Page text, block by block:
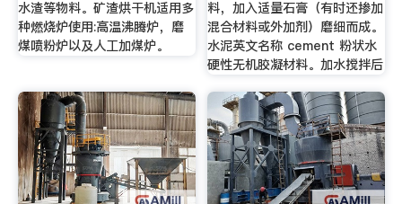
水渣等物料。矿渣烘干机适用多
种燃烧炉使用:高温沸腾炉，磨
煤喷粉炉以及人工加煤炉。
料，加入适量石膏（有时还掺加
混合材料或外加剂）磨细而成。
水泥英文名称 cement 粉状水
硬性无机胶凝材料。加水搅拌后